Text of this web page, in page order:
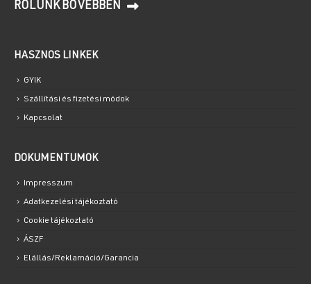
RÓLUNK BŐVEBBEN
HASZNOS LINKEK
GYIK
Szállítási és fizetési módok
Kapcsolat
DOKUMENTUMOK
Impresszum
Adatkezelési tájékoztató
Cookie tájékoztató
ÁSZF
Elállás/Reklamáció/Garancia